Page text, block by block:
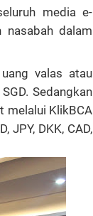
media e-
nasabah dalam
valas atau
Sedangkan
melalui KlikBCA
JPY, DKK, CAD,